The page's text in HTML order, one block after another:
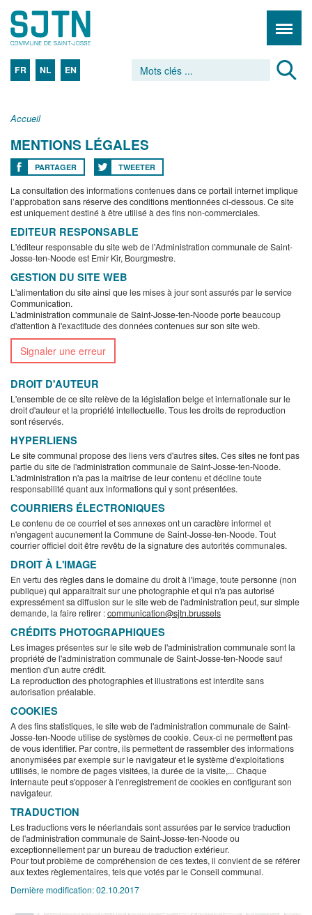
FR NL EN
Accueil
MENTIONS LÉGALES
PARTAGER TWEETER
La consultation des informations contenues dans ce portail internet implique
l’approbation sans réserve des conditions mentionnées ci-dessous. Ce site
est uniquement destiné à être utilisé à des fins non-commerciales.
EDITEUR RESPONSABLE
L'éditeur responsable du site web de l'Administration communale de Saint-
Josse-ten-Noode est Emir Kir, Bourgmestre.
GESTION DU SITE WEB
L'alimentation du site ainsi que les mises à jour sont assurés par le service
Communication.
L'administration communale de Saint-Josse-ten-Noode porte beaucoup
d'attention à l'exactitude des données contenues sur son site web.
Signaler une erreur
DROIT D'AUTEUR
L'ensemble de ce site relève de la législation belge et internationale sur le
droit d'auteur et la propriété intellectuelle. Tous les droits de reproduction
sont réservés.
HYPERLIENS
Le site communal propose des liens vers d'autres sites. Ces sites ne font pas
partie du site de l'administration communale de Saint-Josse-ten-Noode.
L'administration n'a pas la maîtrise de leur contenu et décline toute
responsabilité quant aux informations qui y sont présentées.
COURRIERS ÉLECTRONIQUES
Le contenu de ce courriel et ses annexes ont un caractère informel et
n'engagent aucunement la Commune de Saint-Josse-ten-Noode. Tout
courrier officiel doit être revêtu de la signature des autorités communales.
DROIT À L'IMAGE
En vertu des règles dans le domaine du droit à l'image, toute personne (non
publique) qui apparaîtrait sur une photographie et qui n'a pas autorisé
expressément sa diffusion sur le site web de l'administration peut, sur simple
demande, la faire retirer :communication@sjtn.brussels
CRÉDITS PHOTOGRAPHIQUES
Les images présentes sur le site web de l'administration communale sont la
propriété de l'administration communale de Saint-Josse-ten-Noode sauf
mention d'un autre crédit.
La reproduction des photographies et illustrations est interdite sans
autorisation préalable.
COOKIES
A des fins statistiques, le site web de l'administration communale de Saint-
Josse-ten-Noode utilise de systèmes de cookie. Ceux-ci ne permettent pas
de vous identifier. Par contre, ils permettent de rassembler des informations
anonymisées par exemple sur le navigateur et le système d'exploitations
utilisés, le nombre de pages visitées, la durée de la visite,... Chaque
internaute peut s'opposer à l'enregistrement de cookies en configurant son
navigateur.
TRADUCTION
Les traductions vers le néerlandais sont assurées par le service traduction
de l'administration communale de Saint-Josse-ten-Noode ou
exceptionnellement par un bureau de traduction extérieur.
Pour tout problème de compréhension de ces textes, il convient de se référer
aux textes règlementaires, tels que votés par le Conseil communal.
Dernière modification:02.10.2017